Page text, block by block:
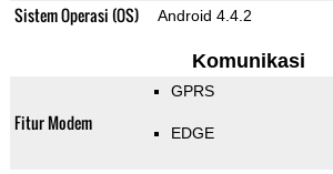
Sistem Operasi (OS) Android 4.4.2
Komunikasi
Fitur Modem
GPRS
EDGE